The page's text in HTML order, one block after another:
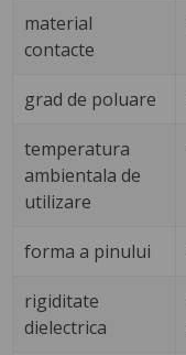
material
contacte
grad de poluare
temperatura
ambientala de
utilizare
forma a pinului
rigiditate
dielectrica